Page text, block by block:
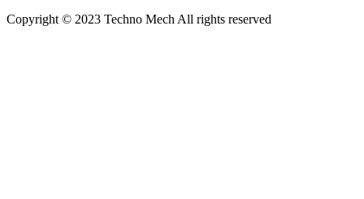
Copyright © 2023 Techno Mech All rights reserved